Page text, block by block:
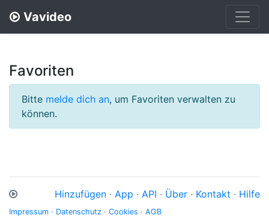
Vavideo
Favoriten
Bitte melde dich an, um Favoriten verwalten zu
können.
Hinzufügen · App · API · Über · Kontakt · Hilfe
Impressum · Datenschutz · Cookies · AGB